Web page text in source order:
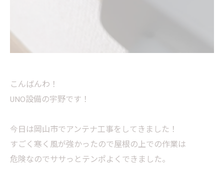
こんばんわ！
UNO設備の宇野です！
今日は岡山市でアンテナ工事をしてきました！
すごく寒く風が強かったので屋根の上での作業は
危険なのでササっとテンポよくできました。